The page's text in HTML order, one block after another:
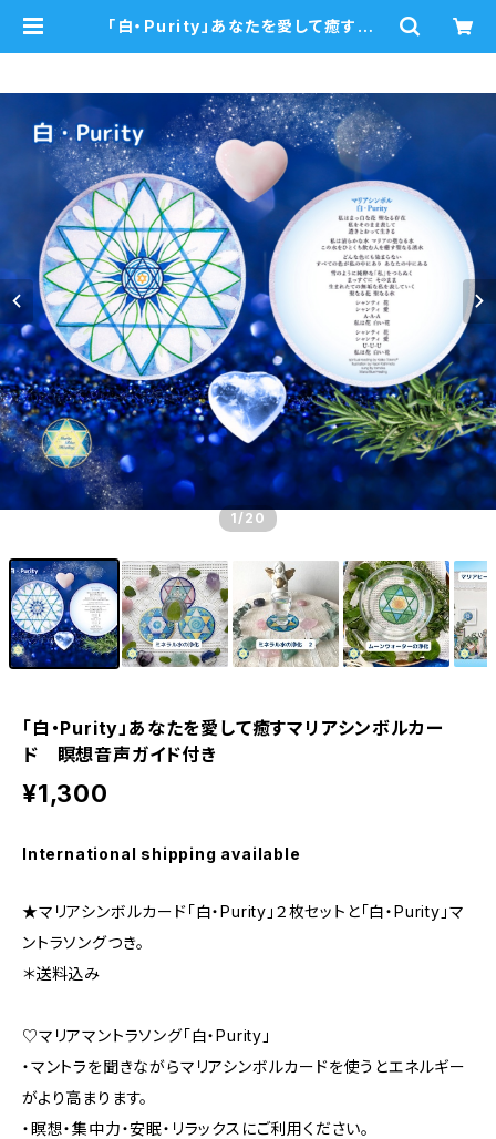
「白・Purity」あなたを愛して癒すマリ
1 /20
「白・Purity」あなたを愛して癒すマリアシンボルカー
ド 瞑想音声ガイド付き
¥1,300
International shipping available
★マリアシンボルカード「白・Purity」２枚セットと「白・Purity」マ
ントラソングつき。
＊送料込み
♡マリアマントラソング「白・Purity」
・マントラを聞きながらマリアシンボルカードを使うとエネルギー
がより高まります。
・瞑想・集中力・安眠・リラックスにご利用ください。